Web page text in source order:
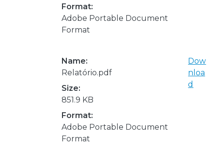
Format:
Adobe Portable Document
Format
Name:
Relatório.pdf
Size:
851.9 KB
Format:
Adobe Portable Document
Format
Dow
nloa
d